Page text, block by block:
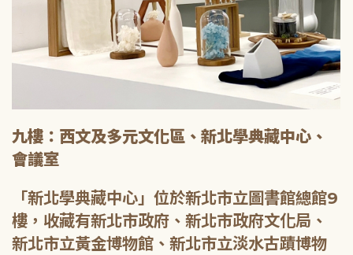
九樓：西文及多元文化區、新北學典藏中心、
會議室
「新北學典藏中心」位於新北市立圖書館總館9
樓，收藏有新北市政府、新北市政府文化局、
新北市立黃金博物館、新北市立淡水古蹟博物